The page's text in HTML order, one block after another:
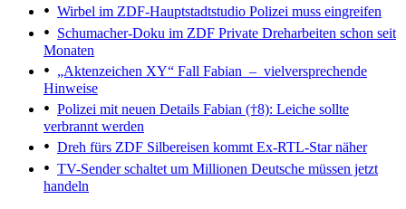
Wirbel im ZDF-Hauptstadtstudio Polizei muss eingreifen
Schumacher-Doku im ZDF Private Dreharbeiten schon seit
Monaten
„Aktenzeichen XY“ Fall Fabian – vielversprechende
Hinweise
Polizei mit neuen Details Fabian (†8): Leiche sollte
verbrannt werden
Dreh fürs ZDF Silbereisen kommt Ex-RTL-Star näher
TV-Sender schaltet um Millionen Deutsche müssen jetzt
handeln